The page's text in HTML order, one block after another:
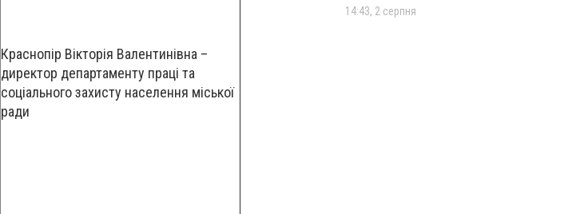
Краснопір Вікторія Валентинівна –
директор департаменту праці та
соціального захисту населення міської
ради
14:43, 2 серпня